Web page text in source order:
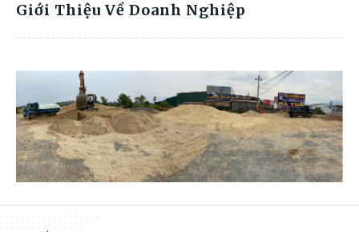
Giới Thiệu Về Doanh Nghiệp